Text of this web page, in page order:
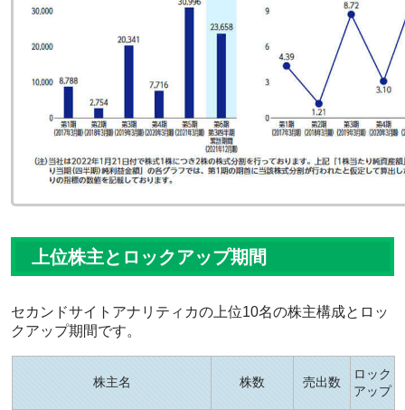
上位株主とロックアップ期間
セカンドサイトアナリティカの上位10名の株主構成とロッ
クアップ期間です。
株主名 株数 売出数
ロック
アップ